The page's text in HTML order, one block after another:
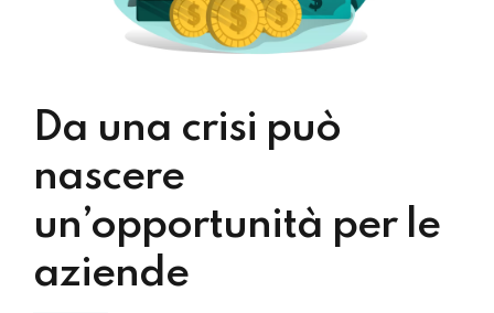
Da una crisi può
nascere
un’opportunità per le
aziende